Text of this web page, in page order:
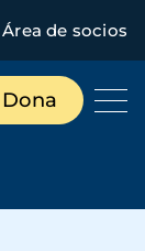
Área de socios
Dona